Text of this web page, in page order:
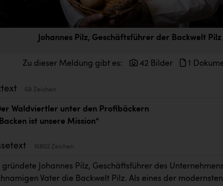
Johannes Pilz, Geschäftsführer der Backwelt Pilz
Zu dieser Meldung gibt es: 42 Bilder 1
68 Zeichen
Waldviertler unter den Profibäckern
ist unsere Mission“
16802 Zeichen
gründete Johannes Pilz, Geschäftsführer des
Vater die Backwelt Pilz. Als eines der